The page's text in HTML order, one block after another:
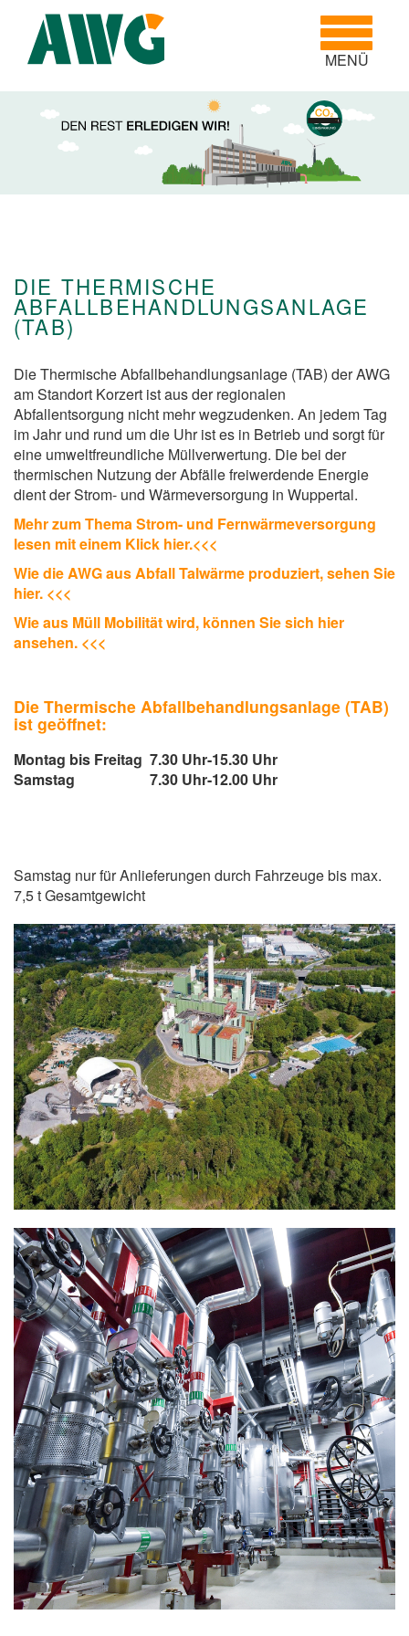
Toggle
MENÜ
-
DIE THERMISCHE
ABFALLBEHANDLUNGSANLAGE
(TAB)
Die Thermische Abfallbehandlungsanlage (TAB) der AWG
am Standort Korzert ist aus der regionalen
Abfallentsorgung nicht mehr wegzudenken. An jedem Tag
im Jahr und rund um die Uhr ist es in Betrieb und sorgt für
eine umweltfreundliche Müllverwertung. Die bei der
thermischen Nutzung der Abfälle freiwerdende Energie
dient der Strom- und Wärmeversorgung in Wuppertal.
Mehr zum Thema Strom- und Fernwärmeversorgung
lesen mit einem Klick hier.<<<
Wie die AWG aus Abfall Talwärme produziert, sehen Sie
hier. <<<
Wie aus Müll Mobilität wird, können Sie sich hier
ansehen. <<<
Die Thermische Abfallbehandlungsanlage (TAB)
ist geöffnet:
Montag bis Freitag 7.30 Uhr-15.30 Uhr
Samstag
7.30 Uhr-12.00 Uhr
Samstag nur für Anlieferungen durch Fahrzeuge bis max.
7,5 t Gesamtgewicht